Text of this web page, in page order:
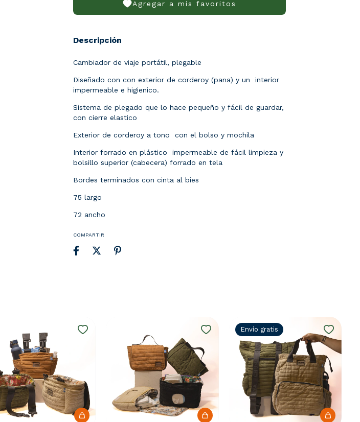
Agregar a mis favoritos
Descripción
Cambiador de viaje portátil, plegable
Diseñado con con exterior de corderoy (pana) y un
interior
impermeable e higienico.
Sistema de plegado que lo hace pequeño y fácil de guardar,
con cierre elastico
Exterior de corderoy a tono con el bolso y mochila
Interior forrado en plástico
impermeable de fácil limpieza y
bolsillo superior (cabecera) forrado en tela
Bordes terminados con cinta al bies
75 largo
72 ancho
COMPARTIR
Envío gratis